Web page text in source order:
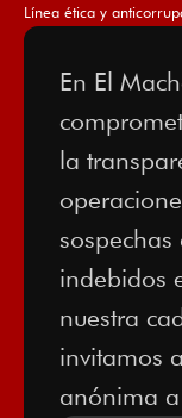
Línea ética y
En El
la
indebidos
nuestra
invitamos
anónima